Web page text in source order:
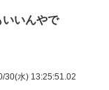
いいんやで
30(水) 13:25:51.02